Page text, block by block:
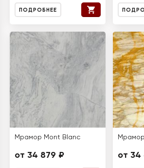
ПОДРОБНЕЕ
Мрамор Mont Blanc
от 34 879 ₽ от 34